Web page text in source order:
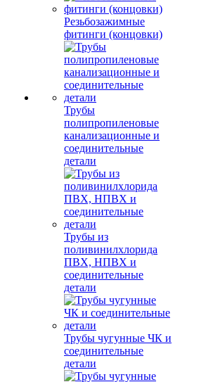
Резьбозажимные
фитинги (концовки)
Трубы
полипропиленовые
канализационные и
соединительные
детали
Трубы из
поливинилхлорида
ПВХ, НПВХ и
соединительные
детали
Трубы чугунные ЧК и
соединительные
детали